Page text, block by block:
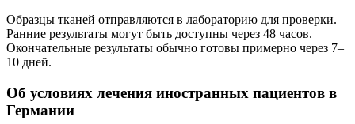
Образцы тканей отправляются в лабораторию для проверки.
Ранние результаты могут быть доступны через 48 часов.
Окончательные результаты обычно готовы примерно через 7–
10 дней.
Об условиях лечения иностранных пациентов в
Германии